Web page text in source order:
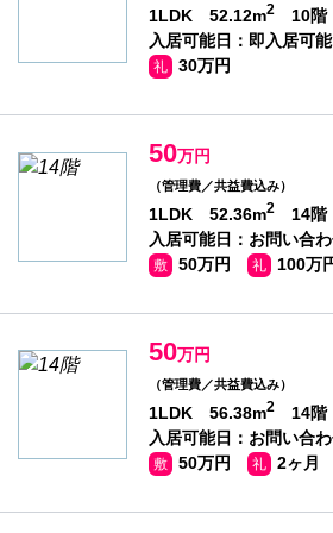
1LDK 52.12m2
10階
入居可能日：即入居可能
礼 30万円
50万円
（管理費／共益費込み）
1LDK 52.36m2
14階
入居可能日：お問い合
敷 50万円 礼 100万
50万円
（管理費／共益費込み）
1LDK 56.38m2
14階
入居可能日：お問い合
敷 50万円 礼 2ヶ月